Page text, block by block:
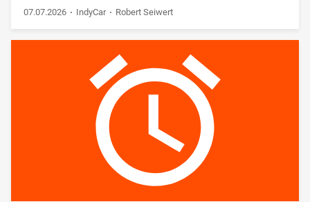
07.07.2026 IndyCar Robert Seiwert